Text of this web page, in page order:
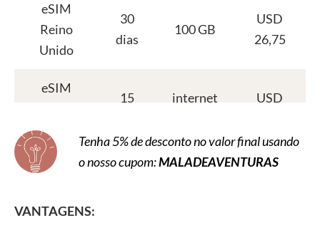
eSIM
Reino
Unido
30
dias
100 GB
USD
26,75
eSIM
Unido
15
internet
USD
eSIM
Unido
Tenha 5% de desconto no valor final usando
o nosso cupom:MALADEAVENTURAS
VANTAGENS: